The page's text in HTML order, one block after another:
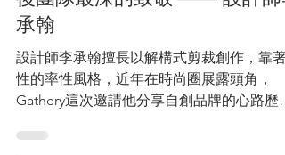
在輕描淡寫的筆觸中，勾勒對幕
後團隊最深的致敬 —— 設計師
承翰
設計師李承翰擅長以解構式剪裁創作，靠著
Gathery這次邀請他分享自創品牌的心路歷